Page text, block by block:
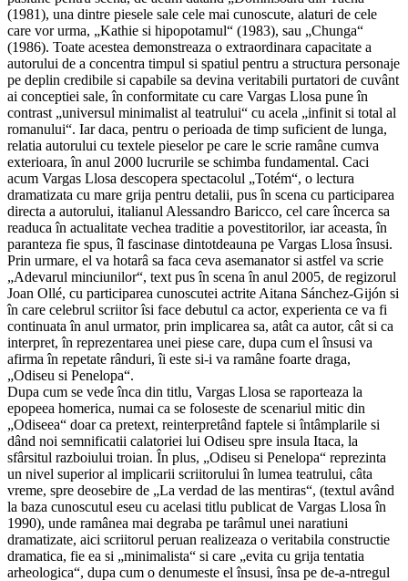
(1981), una dintre piesele sale cele mai cunoscute, alaturi de cele
care vor urma, „Kathie si hipopotamul“ (1983), sau „Chunga“
(1986). Toate acestea demonstreaza o extraordinara capacitate a
autorului de a concentra timpul si spatiul pentru a structura personaje
pe deplin credibile si capabile sa devina veritabili purtatori de cuvânt
ai conceptiei sale, în conformitate cu care Vargas Llosa pune în
contrast „universul minimalist al teatrului“ cu acela „infinit si total al
romanului“. Iar daca, pentru o perioada de timp suficient de lunga,
relatia autorului cu textele pieselor pe care le scrie ramâne cumva
exterioara, în anul 2000 lucrurile se schimba fundamental. Caci
acum Vargas Llosa descopera spectacolul „Totém“, o lectura
dramatizata cu mare grija pentru detalii, pus în scena cu participarea
directa a autorului, italianul Alessandro Baricco, cel care încerca sa
readuca în actualitate vechea traditie a povestitorilor, iar aceasta, în
paranteza fie spus, îl fascinase dintotdeauna pe Vargas Llosa însusi.
Prin urmare, el va hotarâ sa faca ceva asemanator si astfel va scrie
„Adevarul minciunilor“, text pus în scena în anul 2005, de regizorul
Joan Ollé, cu participarea cunoscutei actrite Aitana Sánchez-Gijón si
în care celebrul scriitor îsi face debutul ca actor, experienta ce va fi
continuata în anul urmator, prin implicarea sa, atât ca autor, cât si ca
interpret, în reprezentarea unei piese care, dupa cum el însusi va
afirma în repetate rânduri, îi este si-i va ramâne foarte draga,
„Odiseu si Penelopa“.
Dupa cum se vede înca din titlu, Vargas Llosa se raporteaza la
epopeea homerica, numai ca se foloseste de scenariul mitic din
„Odiseea“ doar ca pretext, reinterpretând faptele si întâmplarile si
dând noi semnificatii calatoriei lui Odiseu spre insula Itaca, la
sfârsitul razboiului troian. În plus, „Odiseu si Penelopa“ reprezinta
un nivel superior al implicarii scriitorului în lumea teatrului, câta
vreme, spre deosebire de „La verdad de las mentiras“, (textul având
la baza cunoscutul eseu cu acelasi titlu publicat de Vargas Llosa în
1990), unde ramânea mai degraba pe tarâmul unei naratiuni
dramatizate, aici scriitorul peruan realizeaza o veritabila constructie
dramatica, fie ea si „minimalista“ si care „evita cu grija tentatia
arheologica“, dupa cum o denumeste el însusi, însa pe de-a-ntregul